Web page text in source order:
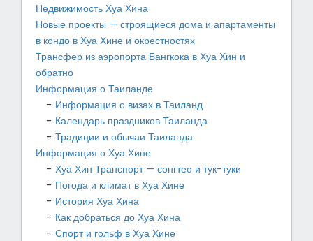
Недвижимость Хуа Хина
Новые проекты — строящиеся дома и апартаменты
в кондо в Хуа Хине и окрестностях
Трансфер из аэропорта Бангкока в Хуа Хин и
обратно
Информация о Таиланде
Информация о визах в Таиланд
Календарь праздников Таиланда
Традиции и обычаи Таиланда
Информация о Хуа Хине
Хуа Хин Транспорт — сонгтео и тук-туки
Погода и климат в Хуа Хине
История Хуа Хина
Как добраться до Хуа Хина
Спорт и гольф в Хуа Хине